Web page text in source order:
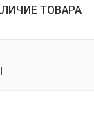
ТОВАРА